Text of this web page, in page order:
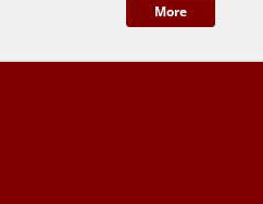
More